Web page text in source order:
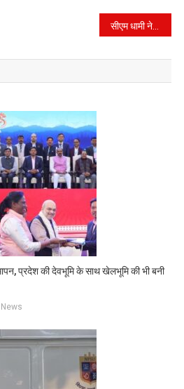
प्रदेश की देवभूमि के साथ खेलभूमि की भी बनी